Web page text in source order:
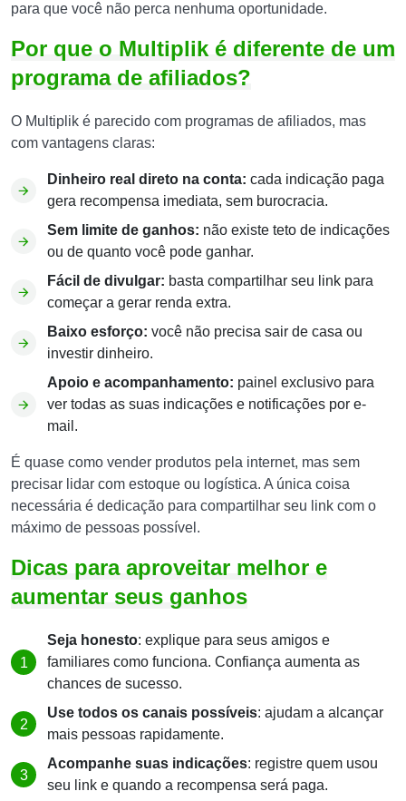
para que você não perca nenhuma oportunidade.
Por que o Multiplik é diferente de um
programa de afiliados?
O Multiplik é parecido com programas de afiliados, mas
com vantagens claras:
Dinheiro real direto na conta: cada indicação paga
gera recompensa imediata, sem burocracia.
Sem limite de ganhos: não existe teto de indicações
ou de quanto você pode ganhar.
Fácil de divulgar: basta compartilhar seu link para
começar a gerar renda extra.
Baixo esforço: você não precisa sair de casa ou
investir dinheiro.
Apoio e acompanhamento: painel exclusivo para
ver todas as suas indicações e notificações por e-
mail.
É quase como vender produtos pela internet, mas sem
precisar lidar com estoque ou logística. A única coisa
necessária é dedicação para compartilhar seu link com o
máximo de pessoas possível.
Dicas para aproveitar melhor e
aumentar seus ganhos
Seja honesto: explique para seus amigos e
familiares como funciona. Confiança aumenta as
chances de sucesso.
Use todos os canais possíveis: ajudam a alcançar
mais pessoas rapidamente.
Acompanhe suas indicações: registre quem usou
seu link e quando a recompensa será paga.